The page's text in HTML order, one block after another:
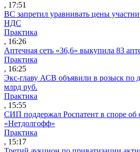
, 17:51
ВС запретил уравнивать цены
НДС
Практика
, 16:26
Аптечная сеть «36,6» выкупила 83
Практика
, 16:25
Экс-главу АСВ объявили в розыск по
млрд руб.
Практика
, 15:55
СИП поддержал Роспатент в споре об
«Нетдолгофф»
Практика
, 15:17